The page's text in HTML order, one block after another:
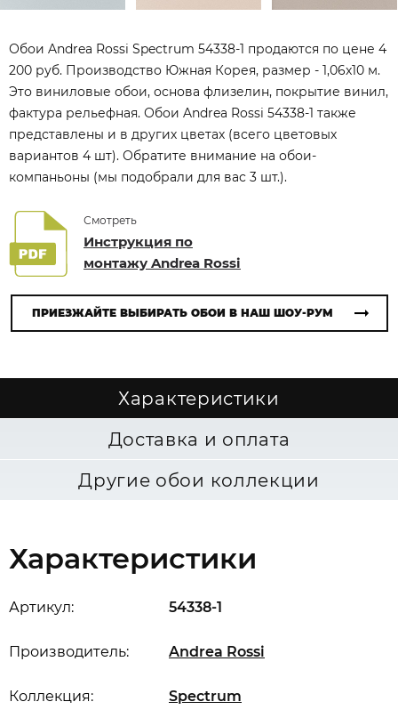
Обои Andrea Rossi Spectrum 54338-1 продаются по цене 4
200 руб. Производство Южная Корея, размер - 1,06x10 м.
Это виниловые обои, основа флизелин, покрытие винил,
фактура рельефная. Обои Andrea Rossi 54338-1 также
представлены и в других цветах (всего цветовых
вариантов 4 шт). Обратите внимание на обои-
компаньоны (мы подобрали для вас 3 шт.).
Смотреть
Инструкция по
монтажу Andrea Rossi
ПРИЕЗЖАЙТЕ ВЫБИРАТЬ ОБОИ В НАШ ШОУ-РУМ
Характеристики
Доставка и оплата
Другие обои коллекции
Характеристики
Артикул: 54338-1
Производитель: Andrea Rossi
Коллекция: Spectrum